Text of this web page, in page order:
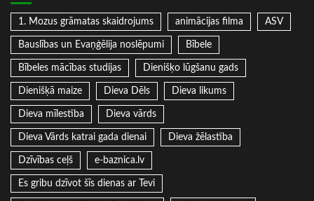
1. Mozus grāmatas skaidrojums animācijas filma ASV
Bauslības un Evaņģēlija noslēpumi Bībele
Bībeles mācības studijas Dienišķo lūgšanu gads
Dienišķā maize Dieva Dēls Dieva likums
Dieva mīlestība Dieva vārds
Dieva Vārds katrai gada dienai Dieva žēlastība
Dzīvības ceļš e-baznica.lv
Es gribu dzīvot šīs dienas ar Tevi